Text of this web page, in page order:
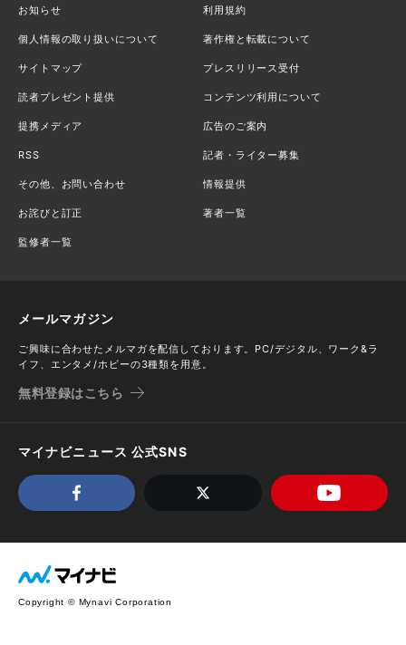
お知らせ 利用規約
個人情報の取り扱いについて 著作権と転載について
サイトマップ プレスリリース受付
読者プレゼント提供 コンテンツ利用について
提携メディア 広告のご案内
RSS 記者・ライター募集
その他、お問い合わせ 情報提供
お詫びと訂正 著者一覧
監修者一覧
メールマガジン
ご興味に合わせたメルマガを配信しております。PC/デジタル、ワーク&ラ
イフ、エンタメ/ホビーの3種類を用意。
無料登録はこちら
マイナビニュース 公式SNS
Copyright © Mynavi Corporation